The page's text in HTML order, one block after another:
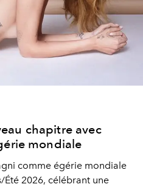
chapitre avec
mondiale
comme égérie mondiale
Été 2026, célébrant une